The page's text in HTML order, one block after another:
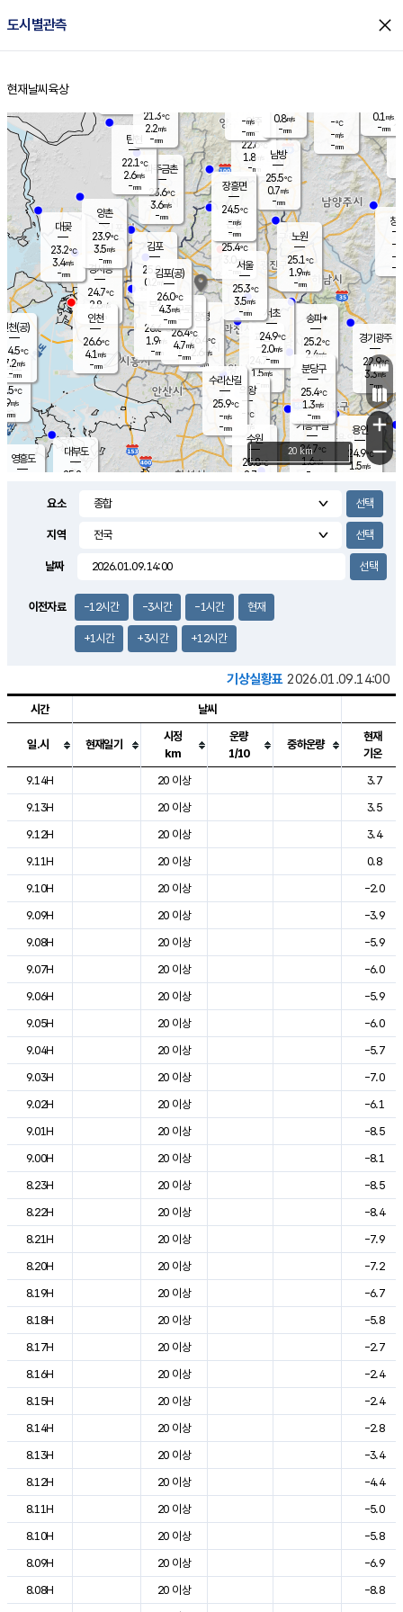
도시별관측 close
홈
현재날씨 육상
의도
℃
m/s
mm
영흥도
양주
22.6℃
1.8
-mm
과천
24.7℃
1.5m/s
- mm
용인
24.9℃
1.5m/s
경기광주
22.9℃
3.3m/s
-mm
2.2m/s
대부도
25.2
경서동
24.7℃
2.8 m/s
-mm
파주금촌
23.6℃
3.6m/s
-mm
-℃
-m/s
-mm
대곶
23.2℃
3.4m/s
-mm
창
-
-m/
-
탄현
22.1℃
2.6m/s
-mm
0.1 m/s
-mm
의왕
- ℃
m/s
mm
김포
25.0℃
0.2 m/s
mm
광명
26.4 ℃
2.6 m/s
-mm
부천
26.6℃
1.9m/s
-mm
양촌
23.9℃
3.5m/s
-mm
구로
26.4℃
4.7m/s
-mm
은평
25.4℃
3.0 m/s
- mm
노원
25.1℃
1.9m/s
-mm
송파*
25.2℃
2.4m/s
-mm
서초
24.9℃
2.0m/s
-mm
남방
25.5℃
0.7m/s
-mm
기흥구갈
24.7℃
1.6m/s
-
수리산길
25.9℃
-m/s
-mm
분당구
25.4℃
1.3m/s
-mm
장흥면
24.5℃
-m/s
-mm
-m/s
-mm
인천(공)
24.5℃
7.2m/s
-mm
김포(공)
26.0℃
4.3m/s
-mm
수원
25.8℃
2.7 m/s
인천
26.6℃
4.1 m/s
-mm
서울
25.3℃
3.5m/s
-mm
21.3℃
2.2m/s
-mm
0.8m/s
-mm
+
−
20 km
요소
지역
날짜
이전자료 -12시간 -3시간 -1시간 현재
+1시간 +3시간 +12시간
기상실황표 2026.01.09.14:00
도시별 기상실황표로 지점, 날씨, 기온, 강수, 바람, 기압등을 안내한 표입
시간 날씨
일.시 현재일기
시정
km
운량
1/10
중하운량
현재
기온
9.14H
20 이상
3.7
9.13H
20 이상
3.5
9.12H
20 이상
3.4
9.11H
20 이상
0.8
9.10H
20 이상
-2.0
9.09H
20 이상
-3.9
9.08H
20 이상
-5.9
9.07H
20 이상
-6.0
9.06H
20 이상
-5.9
9.05H
20 이상
-6.0
9.04H
20 이상
-5.7
9.03H
20 이상
-7.0
9.02H
20 이상
-6.1
9.01H
20 이상
-8.5
9.00H
20 이상
-8.1
8.23H
20 이상
-8.5
8.22H
20 이상
-8.4
8.21H
20 이상
-7.9
8.20H
20 이상
-7.2
8.19H
20 이상
-6.7
8.18H
20 이상
-5.8
8.17H
20 이상
-2.7
8.16H
20 이상
-2.4
8.15H
20 이상
-2.4
8.14H
20 이상
-2.8
8.13H
20 이상
-3.4
8.12H
20 이상
-4.4
8.11H
20 이상
-5.0
8.10H
20 이상
-5.8
8.09H
20 이상
-6.9
8.08H
20 이상
-8.8